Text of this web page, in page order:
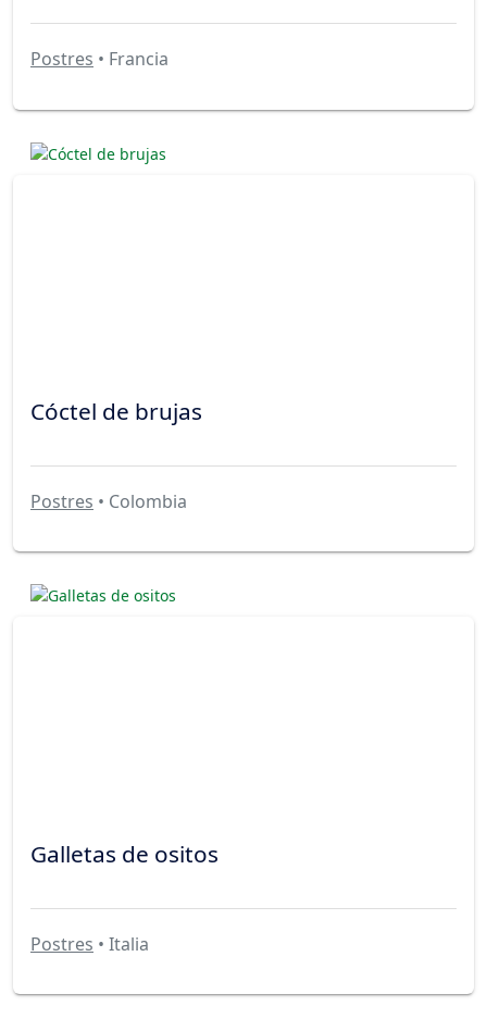
Postres • Francia
Cóctel de brujas
Postres • Colombia
Galletas de ositos
Postres • Italia